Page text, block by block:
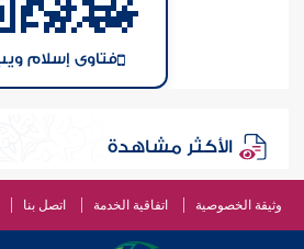
فتاوى إسلام
الأكثر مشاهدة
وثيقة الخصوصية اتفاقية الخدمة اتصل بنا